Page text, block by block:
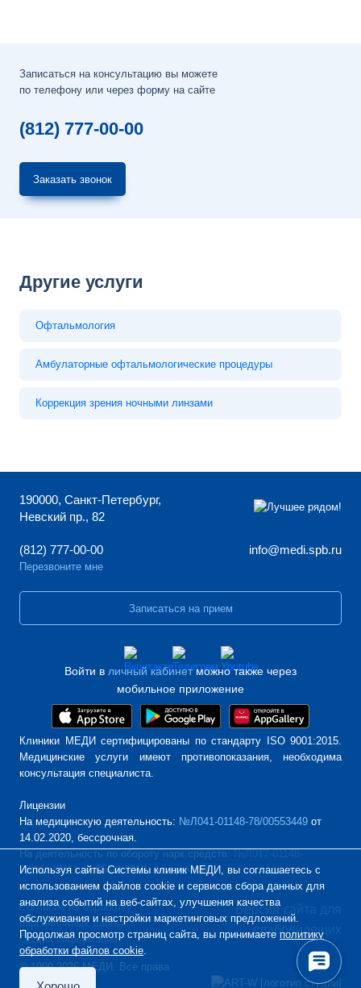
Записаться на консультацию вы можете
по телефону или через форму на сайте
(812) 777-00-00
Заказать звонок
Другие услуги
Офтальмология
Амбулаторные офтальмологические процедуры
Коррекция зрения ночными линзами
Используя сайты Системы клиник МЕДИ, вы соглашаетесь с
использованием файлов cookie и сервисов сбора данных для
анализа событий на веб-сайтах, улучшения качества
обслуживания и настройки маркетинговых предложений.
Продолжая просмотр страниц сайта, вы принимаете политику
обработки файлов cookie.
190000, Санкт-Петербург,
Невский пр., 82
(812) 777-00-00
Перезвоните мне
info@medi.spb.ru
Записаться на прием
Клиники МЕДИ сертифицированы по стандарту ISO 9001:2015.
Медицинские услуги имеют противопоказания, необходима
консультация специалиста.
Лицензии
На медицинскую деятельность: №Л041-01148-78/00553449 от
14.02.2020, бессрочная.
На деятельность по обороту нарк.средств:
78/00147611от 05.03.2019, бессрочная.
Войти в личный кабинетможно также через
мобильное приложение
Согласие на обработку
персональных данных
Общая информация
© 1999-2026 МЕДИ. Все права
защищены
Версия сайта для
слабовидящих
Дизайн